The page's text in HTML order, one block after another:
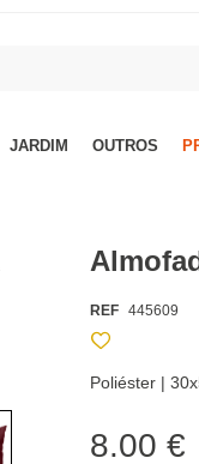
JARDIM OUTROS
REF 445609
Poliéster |
8.00 €